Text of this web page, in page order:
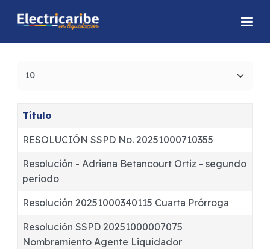
Título
RESOLUCIÓN SSPD No. 20251000710355
Resolución - Adriana Betancourt Ortiz - segundo
periodo
Resolución 20251000340115 Cuarta Prórroga
Resolución SSPD 20251000007075
Nombramiento Agente Liquidador